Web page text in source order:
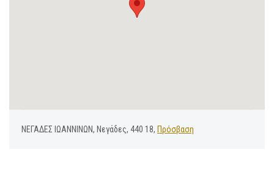
ΝΕΓΑΔΕΣ ΙΩΑΝΝΙΝΩΝ, Νεγάδες, 440 18, Πρόσβαση